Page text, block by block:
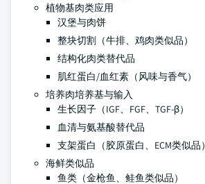
植物基肉类应用
汉堡与肉饼
整块切割（牛排、鸡肉类似品）
结构化肉类替代品
肌红蛋白/血红素（风味与香气）
培养肉培养基与输入
生长因子（IGF、FGF、TGF-β）
血清与氨基酸替代品
支架蛋白（胶原蛋白、ECM类似品）
海鲜类似品
鱼类（金枪鱼、鲑鱼类似品）